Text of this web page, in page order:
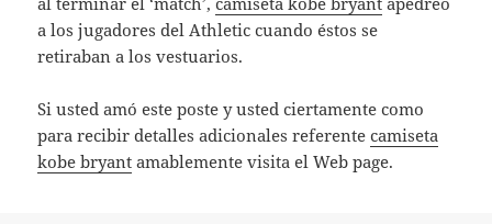
a los jugadores del Athletic cuando éstos se
retiraban a los vestuarios.
Si usted amó este poste y usted ciertamente como
para recibir detalles adicionales referentecamiseta
kobe bryant amablemente visita el Web page.